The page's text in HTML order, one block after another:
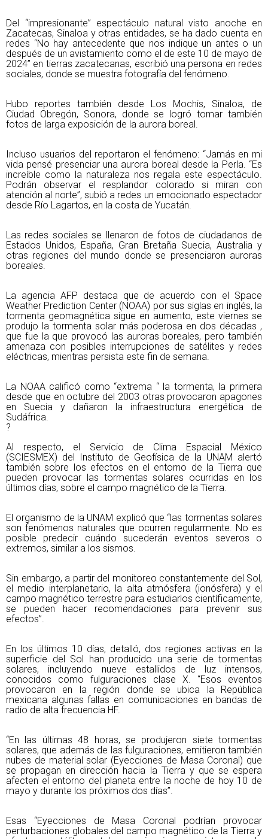
Del “impresionante” espectáculo natural visto anoche en
Zacatecas, Sinaloa y otras entidades, se ha dado cuenta en
redes “No hay antecedente que nos indique un antes o un
después de un avistamiento como el de este 10 de mayo de
2024” en tierras zacatecanas, escribió una persona en redes
sociales, donde se muestra fotografía del fenómeno.
Hubo reportes también desde Los Mochis, Sinaloa, de
Ciudad Obregón, Sonora, donde se logró tomar también
fotos de larga exposición de la aurora boreal.
Incluso usuarios del reportaron el fenómeno: “Jamás en mi
vida pensé presenciar una aurora boreal desde la Perla. “Es
increíble como la naturaleza nos regala este espectáculo.
Podrán observar el resplandor colorado si miran con
atención al norte”, subió a redes un emocionado espectador
desde Río Lagartos, en la costa de Yucatán.
Las redes sociales se llenaron de fotos de ciudadanos de
Estados Unidos, España, Gran Bretaña Suecia, Australia y
otras regiones del mundo donde se presenciaron auroras
boreales.
La agencia AFP destaca que de acuerdo con el Space
Weather Prediction Center (NOAA) por sus siglas en inglés, la
tormenta geomagnética sigue en aumento, este viernes se
produjo la tormenta solar más poderosa en dos décadas ,
que fue la que provocó las auroras boreales, pero también
amenaza con posibles interrupciones de satélites y redes
eléctricas, mientras persista este fin de semana.
La NOAA calificó como “extrema “ la tormenta, la primera
desde que en octubre del 2003 otras provocaron apagones
en Suecia y dañaron la infraestructura energética de
Sudáfrica.
?
Al respecto, el Servicio de Clima Espacial México
(SCIESMEX) del Instituto de Geofísica de la UNAM alertó
también sobre los efectos en el entorno de la Tierra que
pueden provocar las tormentas solares ocurridas en los
últimos días, sobre el campo magnético de la Tierra.
El organismo de la UNAM explicó que “las tormentas solares
son fenómenos naturales que ocurren regularmente. No es
posible predecir cuándo sucederán eventos severos o
extremos, similar a los sismos.
Sin embargo, a partir del monitoreo constantemente del Sol,
el medio interplanetario, la alta atmósfera (ionósfera) y el
campo magnético terrestre para estudiarlos científicamente,
se pueden hacer recomendaciones para prevenir sus
efectos”.
En los últimos 10 días, detalló, dos regiones activas en la
superficie del Sol han producido una serie de tormentas
solares, incluyendo nueve estallidos de luz intensos,
conocidos como fulguraciones clase X. “Esos eventos
provocaron en la región donde se ubica la República
mexicana algunas fallas en comunicaciones en bandas de
radio de alta frecuencia HF.
“En las últimas 48 horas, se produjeron siete tormentas
solares, que además de las fulguraciones, emitieron también
nubes de material solar (Eyecciones de Masa Coronal) que
se propagan en dirección hacia la Tierra y que se espera
afecten el entorno del planeta entre la noche de hoy 10 de
mayo y durante los próximos dos días”.
Esas “Eyecciones de Masa Coronal podrían provocar
perturbaciones globales del campo magnético de la Tierra y